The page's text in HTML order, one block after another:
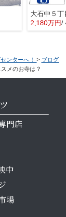
大石中５丁
2,180万円/
ンターへ！ > ブログ
メのお寺は？
門店
中
場